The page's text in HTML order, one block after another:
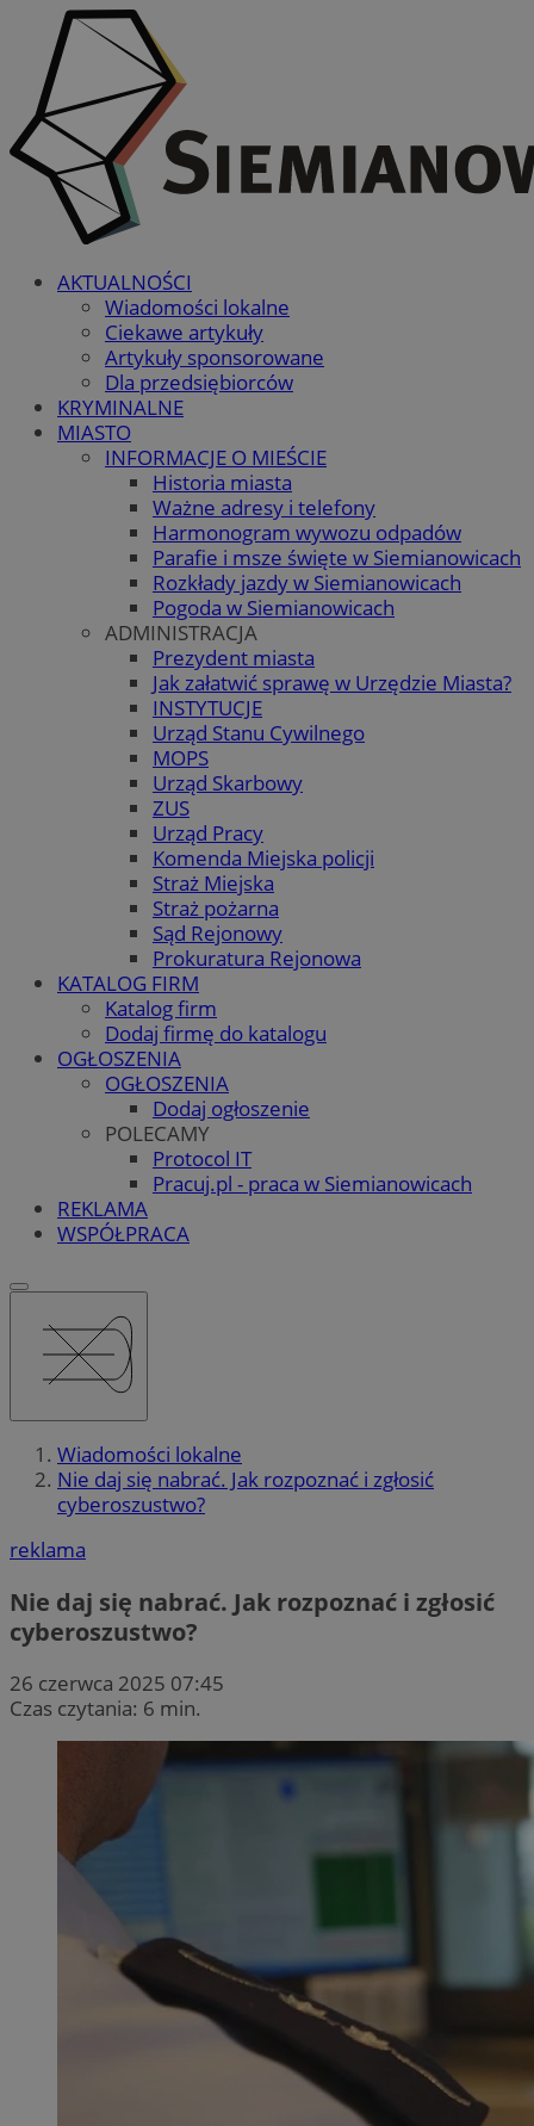
AKTUALNOŚCI
Wiadomości lokalne
Ciekawe artykuły
Artykuły sponsorowane
Dla przedsiębiorców
KRYMINALNE
MIASTO
INFORMACJE O MIEŚCIE
Historia miasta
Ważne adresy i telefony
Harmonogram wywozu odpadów
Parafie i msze święte w Siemianowicach
Rozkłady jazdy w Siemianowicach
Pogoda w Siemianowicach
ADMINISTRACJA
Prezydent miasta
Jak załatwić sprawę w Urzędzie Miasta?
INSTYTUCJE
Urząd Stanu Cywilnego
MOPS
Urząd Skarbowy
ZUS
Urząd Pracy
Komenda Miejska policji
Straż Miejska
Straż pożarna
Sąd Rejonowy
Prokuratura Rejonowa
KATALOG FIRM
Katalog firm
Dodaj firmę do katalogu
OGŁOSZENIA
OGŁOSZENIA
Dodaj ogłoszenie
POLECAMY
Protocol IT
Pracuj.pl - praca w Siemianowicach
REKLAMA
WSPÓŁPRACA
Wiadomości lokalne
Nie daj się nabrać. Jak rozpoznać i zgłosić
cyberoszustwo?
reklama
Nie daj się nabrać. Jak rozpoznać i zgłosić
cyberoszustwo?
26 czerwca 2025 07:45
Czas czytania: 6 min.